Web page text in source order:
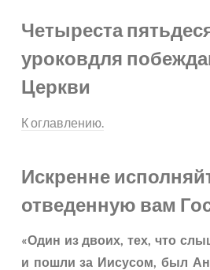
Четыреста
уроковдля
Церкви
К оглавлению.
Искренне
отведенную вам
«Один из двоих, тех, что
и пошли за Иисусом, был